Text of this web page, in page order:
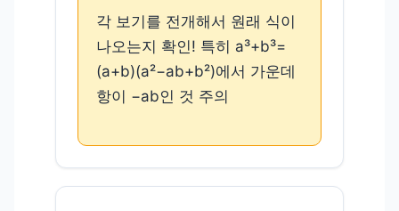
각 보기를 전개해서 원래 식이
나오는지 확인! 특히 a³+b³=
(a+b)(a²−ab+b²)에서 가운데
항이 −ab인 것 주의